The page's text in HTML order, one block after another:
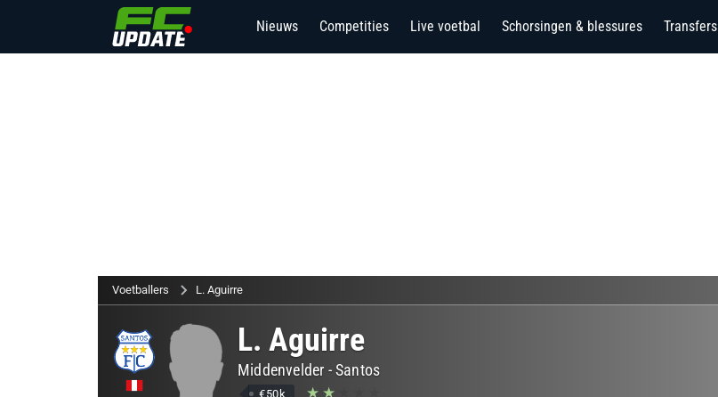
Nieuws Competities Live voetbal Schorsingen & blessures Transfers
Voetballers L. Aguirre
L. Aguirre
Middenvelder -Santos
€50k